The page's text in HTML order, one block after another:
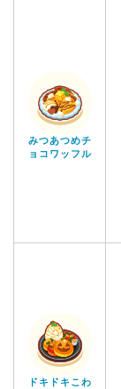
みつあつめチ
ョコワッフル
ドキドキこわ